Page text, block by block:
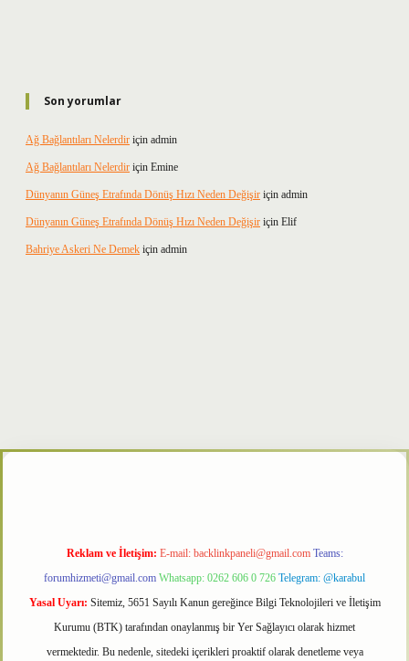
Son yorumlar
Ağ Bağlantıları Nelerdir için admin
Ağ Bağlantıları Nelerdir için Emine
Dünyanın Güneş Etrafında Dönüş Hızı Neden Değişir için admin
Dünyanın Güneş Etrafında Dönüş Hızı Neden Değişir için Elif
Bahriye Askeri Ne Demek için admin
Reklam ve İletişim: E-mail: backlinkpaneli@gmail.com Teams:
forumhizmeti@gmail.com Whatsapp: 0262 606 0 726 Telegram: @karabul
Yasal Uyarı: Sitemiz, 5651 Sayılı Kanun gereğince Bilgi Teknolojileri ve İletişim
Kurumu (BTK) tarafından onaylanmış bir Yer Sağlayıcı olarak hizmet
vermektedir. Bu nedenle, sitedeki içerikleri proaktif olarak denetleme veya